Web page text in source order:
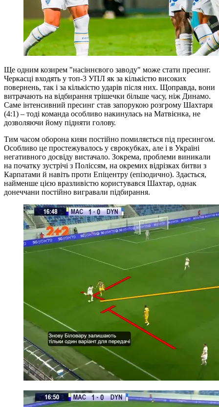
Ще одним козирем "насіннєвого заводу" може стати пресинг.
Черкасці входять у топ-3 УПЛ як за кількістю високих
повернень, так і за кількістю ударів після них. Щоправда, вони
Саме інтенсивний пресинг став запорукою розгрому Шахтаря
(4:1) – тоді команда особливо накинулась на Матвієнка, не
дозволяючи йому підняти голову.
Тим часом оборона киян постійно помиляється під пресингом.
Особливо це простежувалось у єврокубках, але і в Україні
негативного досвіду вистачало. Зокрема, проблеми виникали
Карпатами й навіть проти Епіцентру (епізодично). Здається,
найменше цією вразливістю користувався Шахтар, однак
донеччани постійно вигравали підбирання.